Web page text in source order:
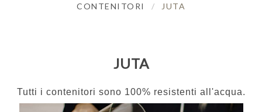
CONTENITORI / JUTA
JUTA
Tutti i contenitori sono 100% resistenti all'acqua.